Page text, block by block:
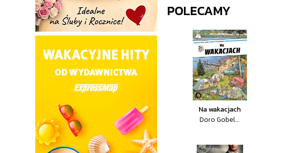
POLECAMY
Na wakacjach
Doro Gobel...